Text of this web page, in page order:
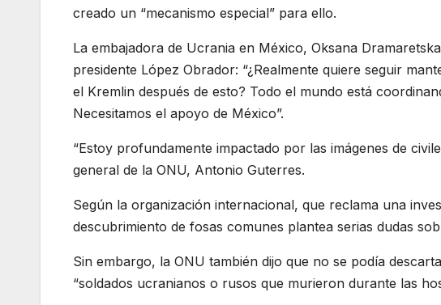
creado un “mecanismo especial” para ello.
La embajadora de Ucrania en México, Oksana
presidente López Obrador: “¿Realmente quiere seguir
el Kremlin después de esto? Todo el mundo está
Necesitamos el apoyo de México”.
“Estoy profundamente impactado por las imágenes de
general de la ONU, Antonio Guterres.
Según la organización internacional, que reclama una
descubrimiento de fosas comunes plantea serias dudas
Sin embargo, la ONU también dijo que no se podía
“soldados ucranianos o rusos que murieron durante las